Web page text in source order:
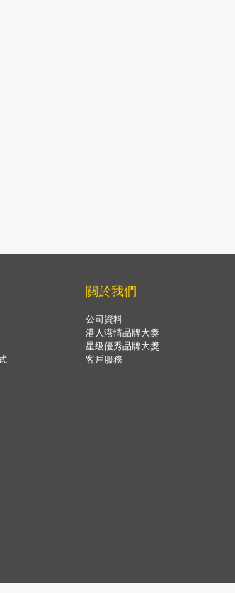
關於我們
公司資料
港人港情品牌大獎
星級優秀品牌大獎
客戶服務